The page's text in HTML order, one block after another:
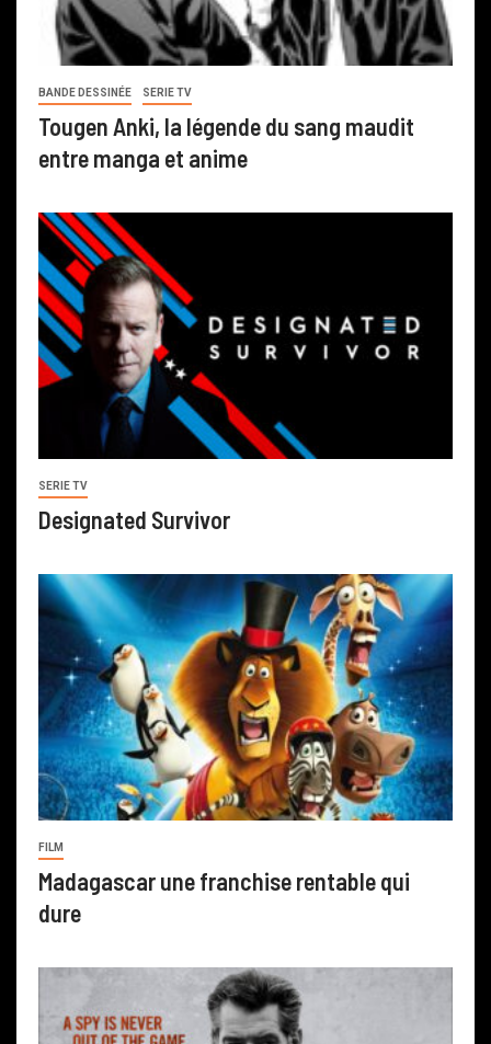
BANDE DESSINÉE SERIE TV
Tougen Anki, la légende du sang maudit
entre manga et anime
SERIE TV
Designated Survivor
FILM
Madagascar une franchise rentable qui
dure